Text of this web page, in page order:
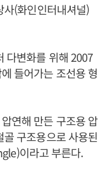
(화인인터내셔널)
다변화를 위해 2007
들어가는 조선용 형
연해 만든 구조용 압
구조용으로 사용된
이라고 부른다.